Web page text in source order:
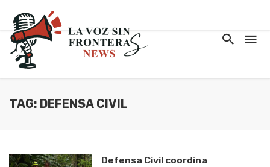
TAG: DEFENSA CIVIL
Defensa Civil coordina